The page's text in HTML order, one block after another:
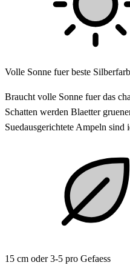
Volle Sonne fuer beste
Braucht volle Sonne fuer das
Schatten werden Blaetter
Suedausgerichtete Ampeln sind
15 cm oder 3-5 pro Gefaess